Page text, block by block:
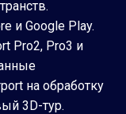
и Google Play.
Pro2, Pro3 и
на обработку
3D-тур.